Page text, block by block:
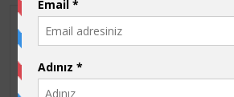
Site İçinde Ara